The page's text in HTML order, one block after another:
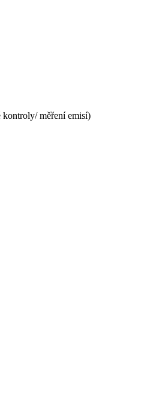
kontroly/ měření emisí)